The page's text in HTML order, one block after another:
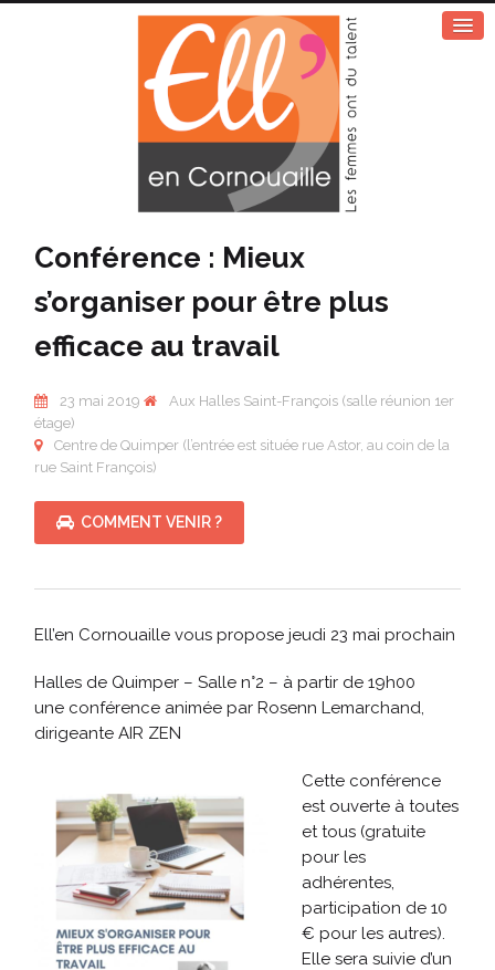
Conférence : Mieux
s’organiser pour être plus
efficace au travail
23 mai 2019
Aux Halles Saint-François (salle réunion 1er
étage)
Centre de Quimper (l’entrée est située rue Astor, au coin de la
rue Saint François)
COMMENT VENIR ?
Ell’en Cornouaille vous propose jeudi 23 mai prochain
Halles de Quimper – Salle n°2 – à partir de 19h00
une conférence animée par Rosenn Lemarchand,
dirigeante AIR ZEN
Cette conférence
est ouverte à toutes
et tous (gratuite
pour les
adhérentes,
participation de 10
€ pour les autres).
Elle sera suivie d’un